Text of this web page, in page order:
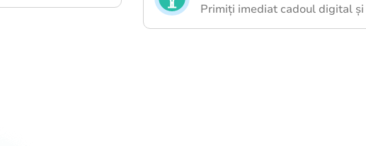
Primiți imediat cadoul digital